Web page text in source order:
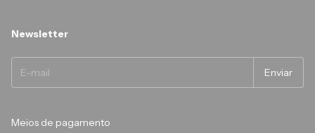
Newsletter
Meios de pagamento